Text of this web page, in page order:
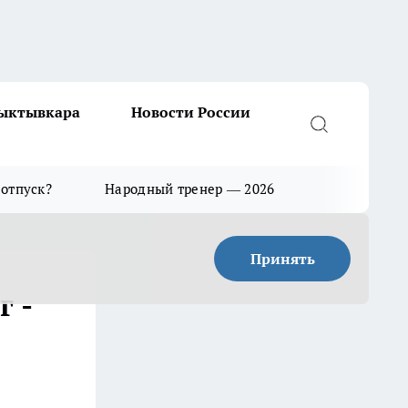
Новости России
Народный тренер — 2026
Принять
-